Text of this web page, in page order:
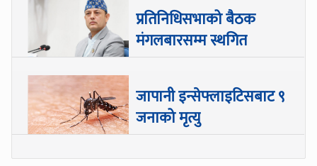
प्रतिनिधिसभाको बैठक
मंगलबारसम्म स्थगित
जापानी इन्सेफ्लाइटिसबाट ९
जनाको मृत्यु